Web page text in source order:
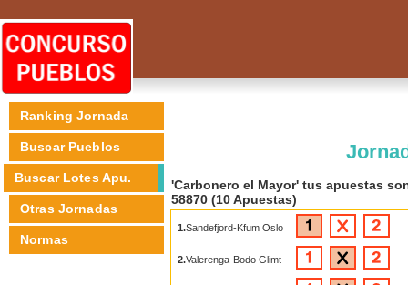
Ranking Jornada
Buscar Pueblos
Buscar Lotes Apu.
Otras Jornadas
Normas
'Carbonero el Mayor' tus apuestas
58870 (10 Apuestas)
1.Sandefjord-Kfum Oslo
2.Valerenga-Bodo Glimt